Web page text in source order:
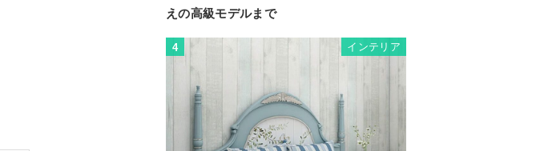
えの高級モデルまで
4 インテリア